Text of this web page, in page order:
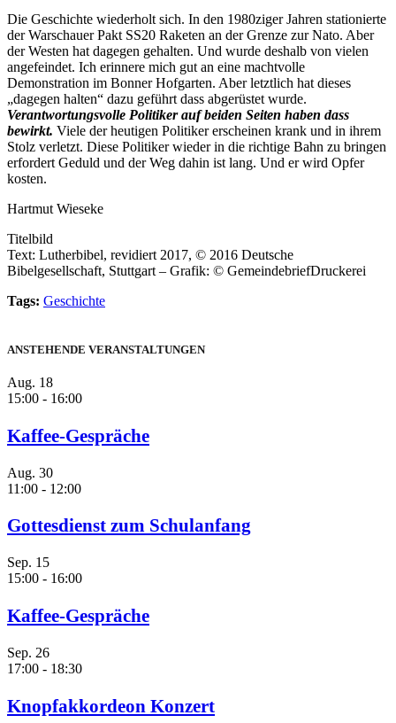
Die Geschichte wiederholt sich. In den 1980ziger Jahren stationierte
der Warschauer Pakt SS20 Raketen an der Grenze zur Nato. Aber
der Westen hat dagegen gehalten. Und wurde deshalb von vielen
angefeindet. Ich erinnere mich gut an eine machtvolle
Demonstration im Bonner Hofgarten. Aber letztlich hat dieses
„dagegen halten“ dazu geführt dass abgerüstet wurde.
Verantwortungsvolle Politiker auf beiden Seiten haben dass
bewirkt. Viele der heutigen Politiker erscheinen krank und in ihrem
Stolz verletzt. Diese Politiker wieder in die richtige Bahn zu bringen
erfordert Geduld und der Weg dahin ist lang. Und er wird Opfer
kosten.
Hartmut Wieseke
Titelbild
Text: Lutherbibel, revidiert 2017, © 2016 Deutsche
Bibelgesellschaft, Stuttgart – Grafik: © GemeindebriefDruckerei
Tags: Geschichte
ANSTEHENDE VERANSTALTUNGEN
Aug. 18
15:00 - 16:00
Kaffee-Gespräche
Aug. 30
11:00 - 12:00
Gottesdienst zum Schulanfang
Sep. 15
15:00 - 16:00
Kaffee-Gespräche
Sep. 26
17:00 - 18:30
Knopfakkordeon Konzert